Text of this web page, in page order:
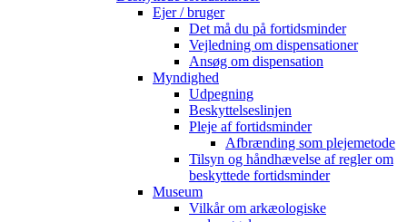
Ejer / bruger
Det må du på fortidsminder
Vejledning om dispensationer
Ansøg om dispensation
Myndighed
Udpegning
Beskyttelseslinjen
Pleje af fortidsminder
Afbrænding som plejemetode
Tilsyn og håndhævelse af regler om
beskyttede fortidsminder
Museum
Vilkår om arkæologiske